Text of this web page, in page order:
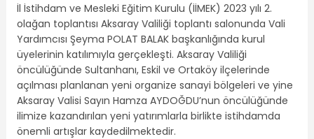
İl İstihdam ve Mesleki Eğitim Kurulu (İİMEK) 2023 yılı 2.
olağan toplantısı Aksaray Valiliği toplantı salonunda Vali
Yardımcısı Şeyma POLAT BALAK başkanlığında kurul
üyelerinin katılımıyla gerçekleşti. Aksaray Valiliği
öncülüğünde Sultanhanı, Eskil ve Ortaköy ilçelerinde
açılması planlanan yeni organize sanayi bölgeleri ve yine
Aksaray Valisi Sayın Hamza AYDOĞDU’nun öncülüğünde
ilimize kazandırılan yeni yatırımlarla birlikte istihdamda
önemli artışlar kaydedilmektedir.